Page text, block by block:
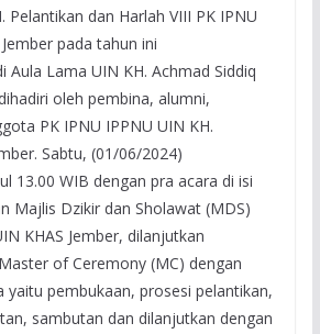
Pelantikan dan Harlah VIII PK IPNU
pada tahun ini
Aula Lama UIN KH. Achmad Siddiq
oleh pembina, alumni,
PK IPNU IPPNU UIN KH.
Sabtu, (01/06/2024)
13.00 WIB dengan pra acara di isi
Majlis Dzikir dan Sholawat (MDS)
KHAS Jember, dilanjutkan
of Ceremony (MC) dengan
yaitu pembukaan, prosesi pelantikan,
sambutan dan dilanjutkan dengan